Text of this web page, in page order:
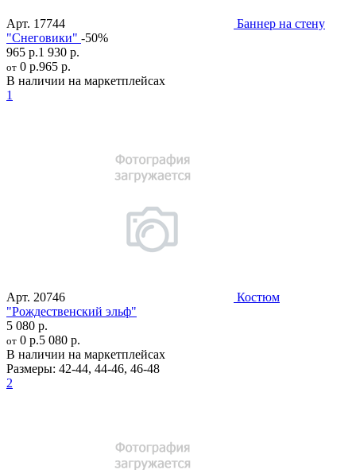
Арт. 17744
Баннер на стену
"Снеговики" -50%
965 р.1 930 р.
от 0 р.965 р.
В наличии на маркетплейсах
1
Арт. 20746
Костюм
"Рождественский эльф"
5 080 р.
от 0 р.5 080 р.
В наличии на маркетплейсах
Размеры: 42-44, 44-46, 46-48
2